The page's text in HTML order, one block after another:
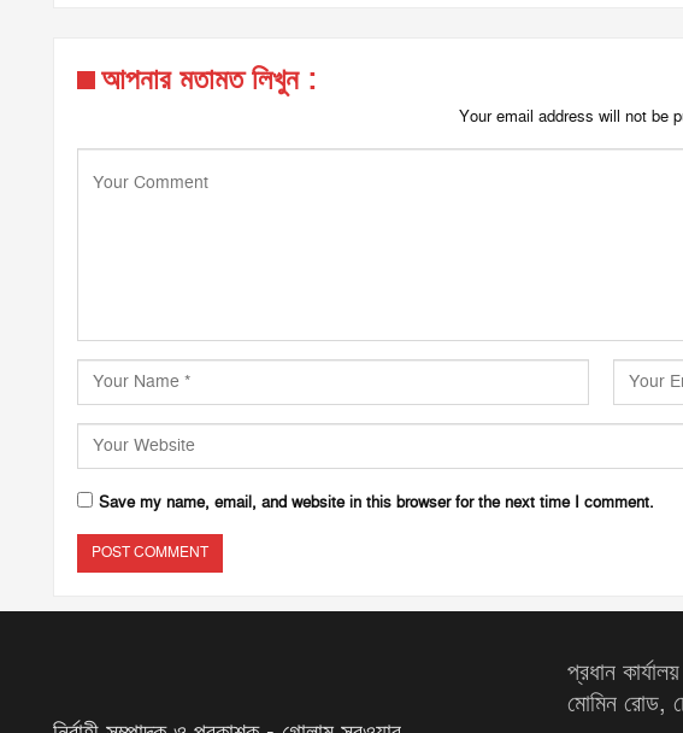
আপনার মতামত লিখুন :
Your email address will not be
Save my name, email, and website in this browser for the next time I comment.
প্রধান
মোমিন রোড,